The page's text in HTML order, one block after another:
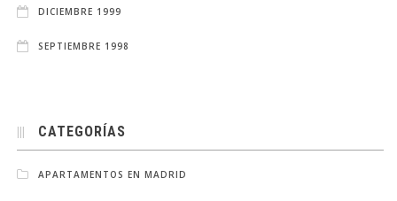
DICIEMBRE 1999
SEPTIEMBRE 1998
CATEGORÍAS
APARTAMENTOS EN MADRID